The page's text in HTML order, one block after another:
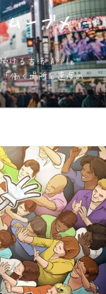
ムーブメ
ける方法 Apple
働く場所と速度の